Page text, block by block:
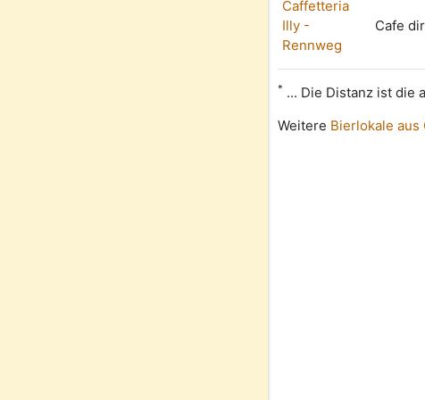
Caffetteria
Illy -
Rennweg
Cafe
* ... Die Distanz ist die
Weitere Bierlokale aus